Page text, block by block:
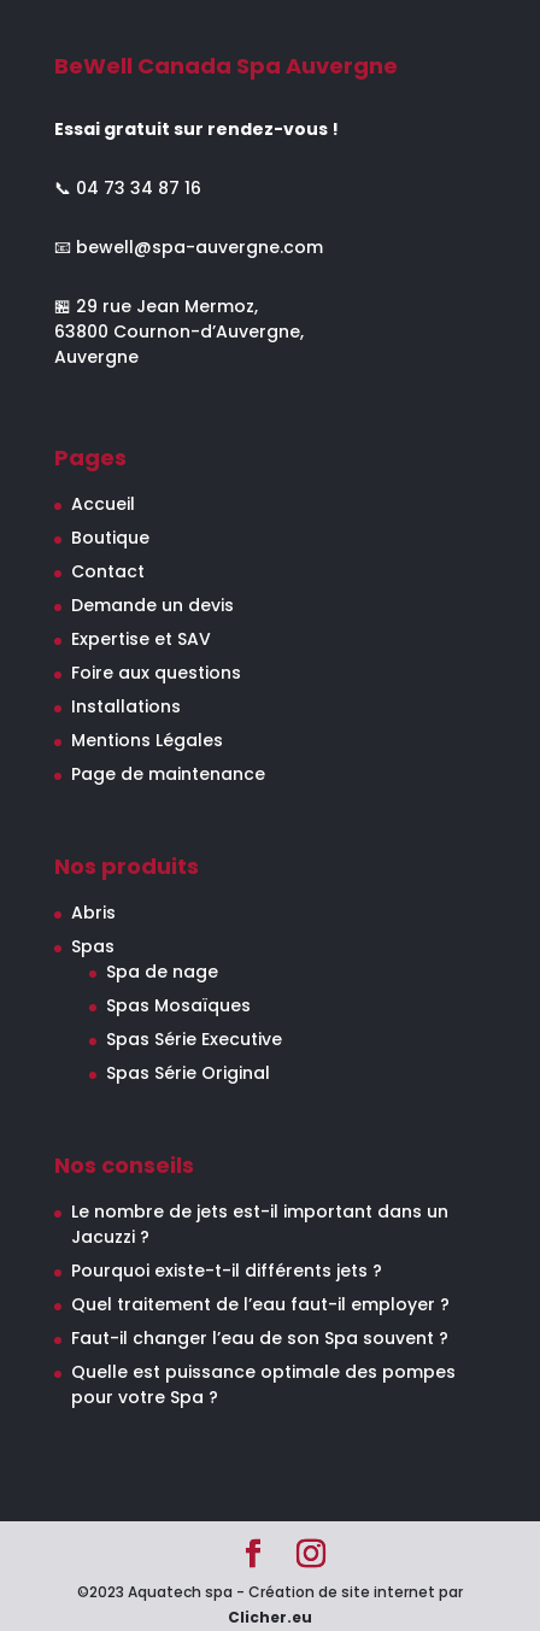
BeWell Canada Spa Auvergne
Essai gratuit sur rendez-vous !
📞 04 73 34 87 16
📧 bewell@spa-auvergne.com
🏪 29 rue Jean Mermoz,
63800 Cournon-d’Auvergne,
Auvergne
Pages
Accueil
Boutique
Contact
Demande un devis
Expertise et SAV
Foire aux questions
Installations
Mentions Légales
Page de maintenance
Nos produits
Abris
Spas
Spa de nage
Spas Mosaïques
Spas Série Executive
Spas Série Original
Nos conseils
Le nombre de jets est-il important dans un
Jacuzzi ?
Pourquoi existe-t-il différents jets ?
Quel traitement de l’eau faut-il employer ?
Faut-il changer l’eau de son Spa souvent ?
Quelle est puissance optimale des pompes
pour votre Spa ?
©2023 Aquatech spa - Création de site internet par
Clicher.eu